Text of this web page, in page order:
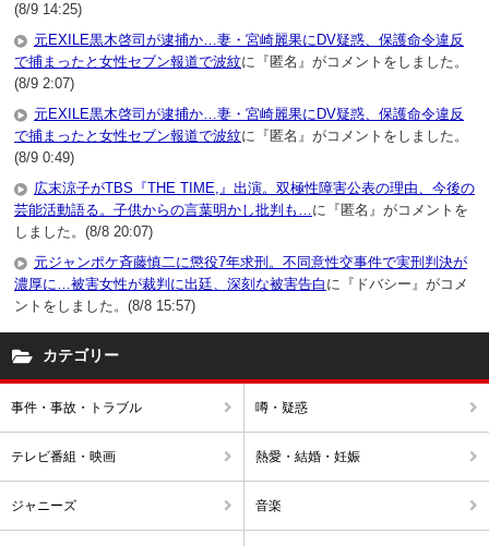
(8/9 14:25)
元EXILE黒木啓司が逮捕か…妻・宮崎麗果にDV疑惑、保護命令違反
で捕まったと女性セブン報道で波紋に『匿名』がコメントをしました。
(8/9 2:07)
元EXILE黒木啓司が逮捕か…妻・宮崎麗果にDV疑惑、保護命令違反
で捕まったと女性セブン報道で波紋に『匿名』がコメントをしました。
(8/9 0:49)
広末涼子がTBS『THE TIME,』出演。双極性障害公表の理由、今後の
芸能活動語る。子供からの言葉明かし批判も…に『匿名』がコメントを
しました。(8/8 20:07)
元ジャンポケ斉藤慎二に懲役7年求刑。不同意性交事件で実刑判決が
濃厚に…被害女性が裁判に出廷、深刻な被害告白 に『ドバシー』がコメ
ントをしました。(8/8 15:57)
カテゴリー
事件・事故・トラブル 噂・疑惑
テレビ番組・映画 熱愛・結婚・妊娠
ジャニーズ 音楽